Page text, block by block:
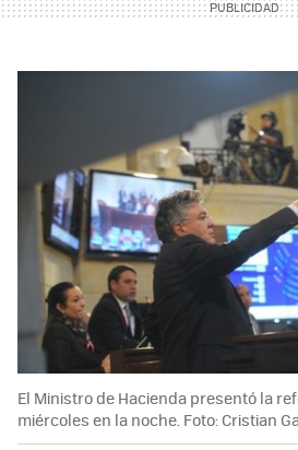
El Ministro de Hacienda presentó la
miércoles en la noche. Foto: Cristian